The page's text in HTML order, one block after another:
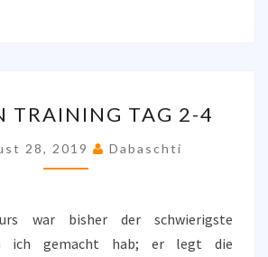
TRAINING
2-
4
TRAINING TAG 2-4
28, 2019 Dabaschti
war bisher der schwierigste
ich gemacht hab; er legt die